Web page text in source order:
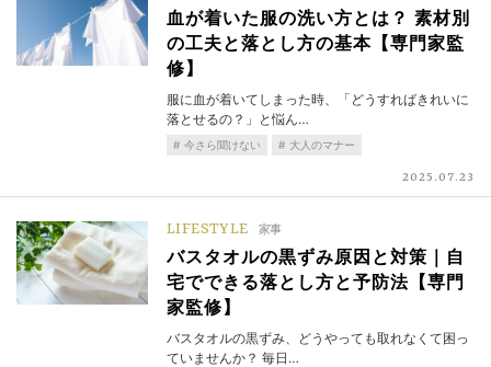
血が着いた服の洗い方とは？ 素材別
の工夫と落とし方の基本【専門家監
修】
服に血が着いてしまった時、「どうすればきれいに
落とせるの？」と悩ん…
今さら聞けない 大人のマナー
2025.07.23
LIFESTYLE 家事
バスタオルの黒ずみ原因と対策｜自
宅でできる落とし方と予防法【専門
家監修】
バスタオルの黒ずみ、どうやっても取れなくて困っ
ていませんか？ 毎日…